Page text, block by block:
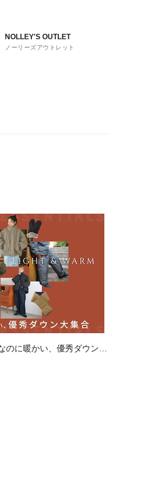
NOLLEY'S OUTLET
ノーリーズアウトレット
のに暖かい、優秀ダウン大